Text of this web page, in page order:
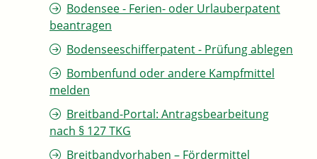
Bodensee - Ferien- oder Urlauberpatent
beantragen
Bodenseeschifferpatent - Prüfung ablegen
Bombenfund oder andere Kampfmittel
melden
Breitband-Portal: Antragsbearbeitung
nach § 127 TKG
Breitbandvorhaben – Fördermittel